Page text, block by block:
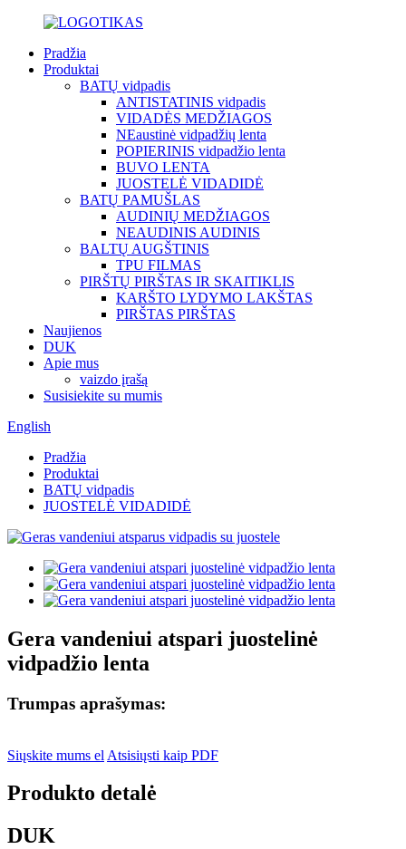
Pradžia
Produktai
BATŲ vidpadis
ANTISTATINIS vidpadis
VIDADĖS MEDŽIAGOS
NEaustinė vidpadžių lenta
POPIERINIS vidpadžio lenta
BUVO LENTA
JUOSTELĖ VIDADIDĖ
BATŲ PAMUŠLAS
AUDINIŲ MEDŽIAGOS
NEAUDINIS AUDINIS
BALTŲ AUGŠTINIS
TPU FILMAS
PIRŠTŲ PIRŠTAS IR SKAITIKLIS
KARŠTO LYDYMO LAKŠTAS
PIRŠTAS PIRŠTAS
Naujienos
DUK
Apie mus
vaizdo įrašą
Susisiekite su mumis
English
Pradžia
Produktai
BATŲ vidpadis
JUOSTELĖ VIDADIDĖ
Gera vandeniui atspari juostelinė
vidpadžio lenta
Trumpas aprašymas:
Siųskite mums el Atsisiųsti kaip PDF
Produkto detalė
DUK